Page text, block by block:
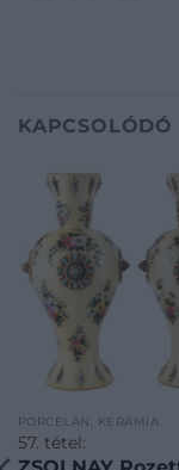
KAPCSOLÓDÓ
PORCELÁN, KERÁMIA
57. tétel: